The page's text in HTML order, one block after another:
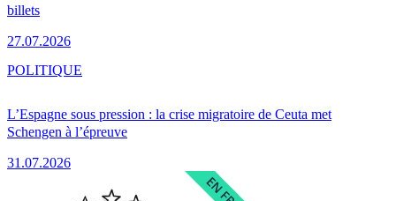
billets
27.07.2026
L’Espagne sous pression : la crise migratoire de Ceuta met
Schengen à l’épreuve
31.07.2026
POLITIQUE